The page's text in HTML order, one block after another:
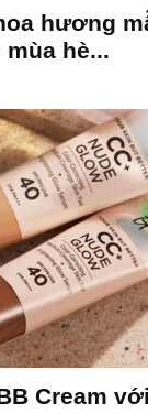
hương
hè...
Cream